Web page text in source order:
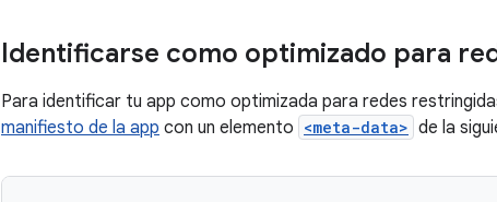
Identificarse como optimizado para
Para identificar tu app como optimizada para redes
manifiesto de la app con un elemento <meta-data> de la